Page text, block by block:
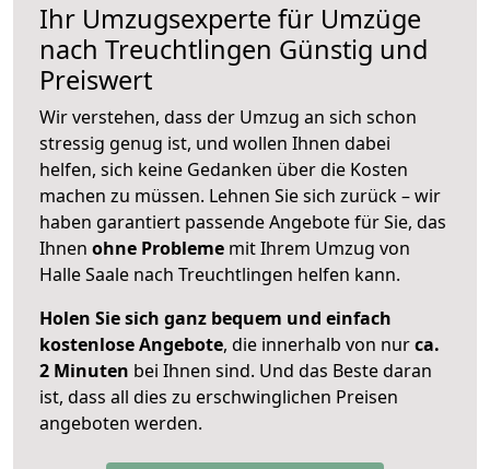
Ihr Umzugsexperte für Umzüge
nach Treuchtlingen Günstig und
Preiswert
Wir verstehen, dass der Umzug an sich schon
stressig genug ist, und wollen Ihnen dabei
helfen, sich keine Gedanken über die Kosten
machen zu müssen. Lehnen Sie sich zurück – wir
haben garantiert passende Angebote für Sie, das
Ihnen ohne Probleme mit Ihrem Umzug von
Halle Saale nach Treuchtlingen helfen kann.
Holen Sie sich ganz bequem und einfach
kostenlose Angebote, die innerhalb von nurca.
2 Minuten bei Ihnen sind. Und das Beste daran
ist, dass all dies zu erschwinglichen Preisen
angeboten werden.